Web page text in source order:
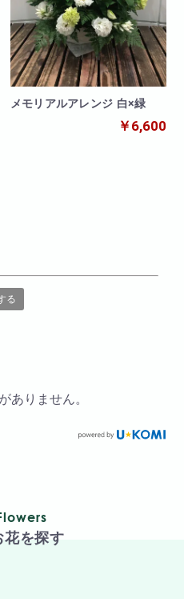
メモリアルアレンジ 白×緑
￥6,600
る
ありません。
花を探す